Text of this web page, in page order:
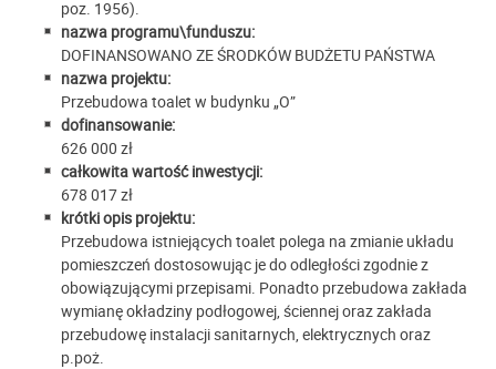
poz. 1956).
nazwa programu\funduszu:
DOFINANSOWANO ZE ŚRODKÓW BUDŻETU PAŃSTWA
nazwa projektu:
Przebudowa toalet w budynku „O”
dofinansowanie:
626 000 zł
całkowita wartość inwestycji:
678 017 zł
krótki opis projektu:
Przebudowa istniejących toalet polega na zmianie układu
pomieszczeń dostosowując je do odległości zgodnie z
obowiązującymi przepisami. Ponadto przebudowa zakłada
wymianę okładziny podłogowej, ściennej oraz zakłada
przebudowę instalacji sanitarnych, elektrycznych oraz
p.poż.